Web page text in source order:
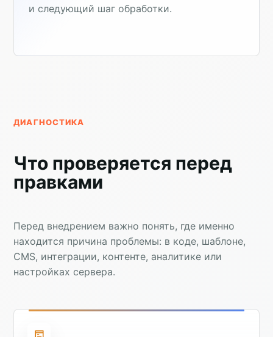
и следующий шаг обработки.
ДИАГНОСТИКА
Что проверяется перед
правками
Перед внедрением важно понять, где именно
находится причина проблемы: в коде, шаблоне,
CMS, интеграции, контенте, аналитике или
настройках сервера.